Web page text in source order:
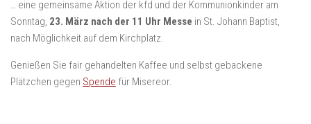
… eine gemeinsame Aktion der kfd und der Kommunionkinder am
Sonntag, 23. März nach der 11 Uhr Messe in St. Johann Baptist,
nach Möglichkeit auf dem Kirchplatz.
Genießen Sie fair gehandelten Kaffee und selbst gebackene
Plätzchen gegen Spende für Misereor.